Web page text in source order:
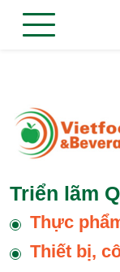
Triển lãm
Thực
Thiết bị,